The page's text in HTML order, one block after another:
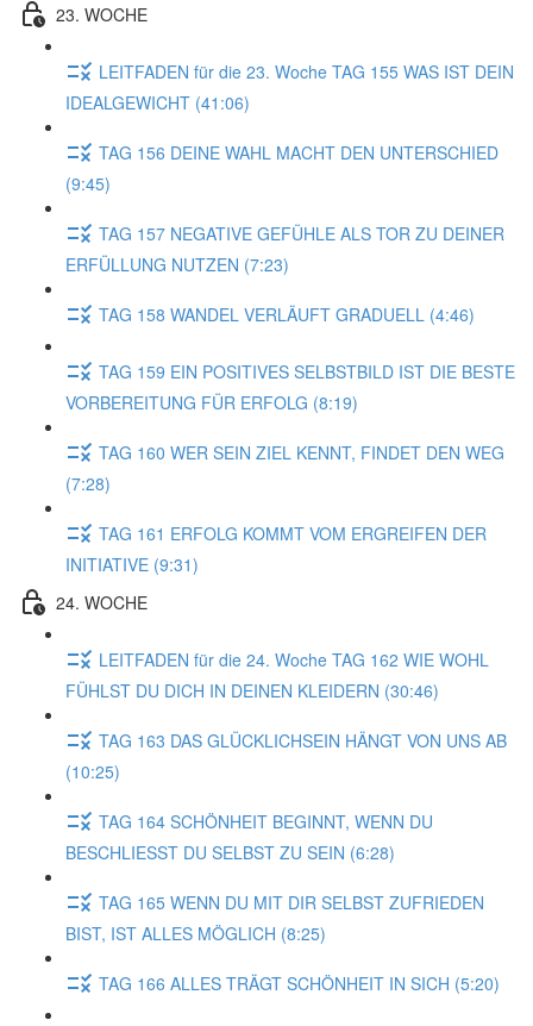
23. WOCHE
LEITFADEN für die 23. Woche TAG 155 WAS IST DEIN
IDEALGEWICHT (41:06)
TAG 156 DEINE WAHL MACHT DEN UNTERSCHIED
(9:45)
TAG 157 NEGATIVE GEFÜHLE ALS TOR ZU DEINER
ERFÜLLUNG NUTZEN (7:23)
TAG 158 WANDEL VERLÄUFT GRADUELL (4:46)
TAG 159 EIN POSITIVES SELBSTBILD IST DIE BESTE
VORBEREITUNG FÜR ERFOLG (8:19)
TAG 160 WER SEIN ZIEL KENNT, FINDET DEN WEG
(7:28)
TAG 161 ERFOLG KOMMT VOM ERGREIFEN DER
INITIATIVE (9:31)
24. WOCHE
LEITFADEN für die 24. Woche TAG 162 WIE WOHL
FÜHLST DU DICH IN DEINEN KLEIDERN (30:46)
TAG 163 DAS GLÜCKLICHSEIN HÄNGT VON UNS AB
(10:25)
TAG 164 SCHÖNHEIT BEGINNT, WENN DU
BESCHLIESST DU SELBST ZU SEIN (6:28)
TAG 165 WENN DU MIT DIR SELBST ZUFRIEDEN
BIST, IST ALLES MÖGLICH (8:25)
TAG 166 ALLES TRÄGT SCHÖNHEIT IN SICH (5:20)